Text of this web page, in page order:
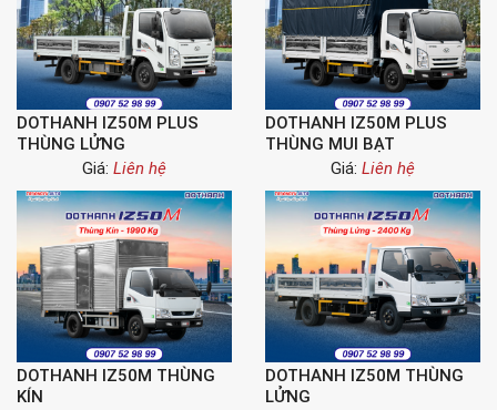
DOTHANH IZ50M PLUS
THÙNG LỬNG
Giá: Liên hệ
DOTHANH IZ50M PLUS
THÙNG MUI BẠT
Giá: Liên hệ
DOTHANH IZ50M THÙNG
KÍN
DOTHANH IZ50M THÙNG
LỬNG